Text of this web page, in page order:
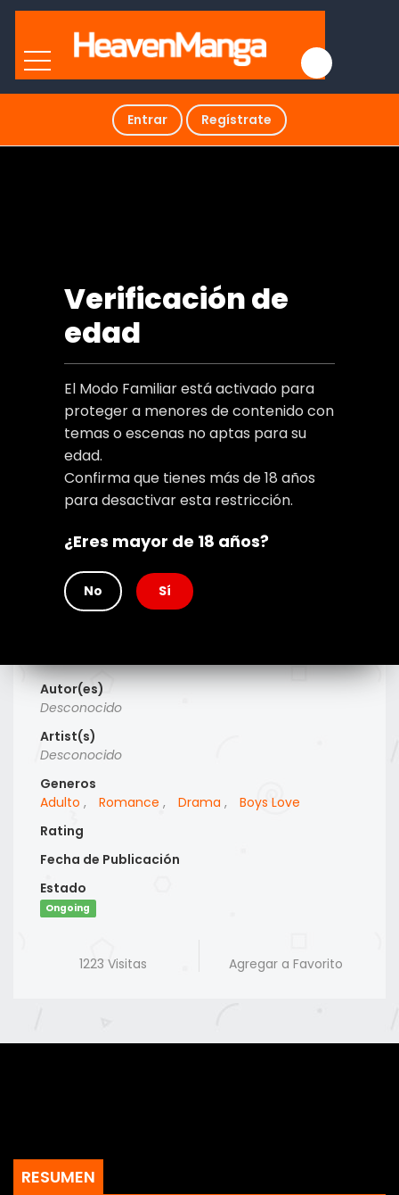
Entrar Regístrate
Verificación de
edad
El Modo Familiar está activado para
proteger a menores de contenido con
temas o escenas no aptas para su
edad.
Confirma que tienes más de 18 años
para desactivar esta restricción.
¿Eres mayor de 18 años?
No Sí
Type
Manhwa
Desconocido
Autor(es)
Desconocido
Artist(s)
Desconocido
Generos
Adulto , Romance , Drama ,
Boys Love
Rating
Fecha de Publicación
Estado
Ongoing
1223 Visitas Agregar a Favorito
RESUMEN